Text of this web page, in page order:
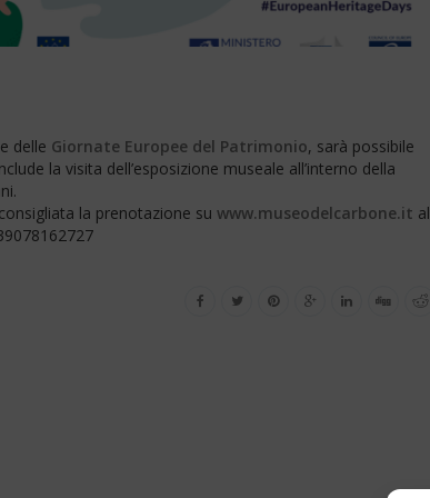
delle Giornate Europee del Patrimonio, sarà possibile
la visita dell’esposizione museale all’interno della
la prenotazione su www.museodelcarbone.it al